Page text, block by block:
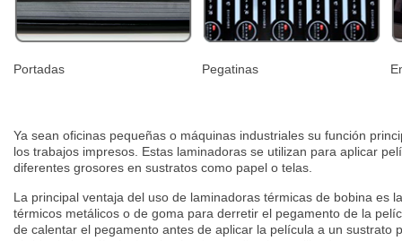
Portadas Pegatinas
Ya sean oficinas pequeñas o máquinas industriales su función
los trabajos impresos. Estas laminadoras se utilizan para aplicar
diferentes grosores en sustratos como papel o telas.
La principal ventaja del uso de laminadoras térmicas de bobina es la
térmicos metálicos o de goma para derretir el pegamento de la
de calentar el pegamento antes de aplicar la película a un sustrato